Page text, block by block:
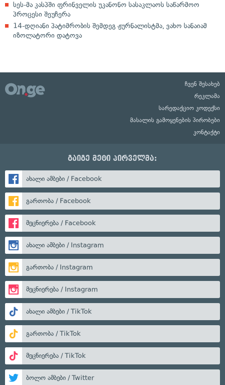
სეს-მა კასპში ფრინველის უკანონო სასაკლაოს საწარმოო
პროცესი შეუჩერა
14-დღიანი პატიმრობის შემდეგ ჟურნალისტმა, ვახო სანაიამ
იზოლატორი დატოვა
ჩვენ შესახებ
რეკლამა
სარედაქციო კოდექსი
მასალის გამოყენების პირობები
კონტაქტი
გაიგე მეტი პირველმა:
ახალი ამბები / Facebook
გართობა / Facebook
მეცნიერება / Facebook
ახალი ამბები / Instagram
გართობა / Instagram
მეცნიერება / Instagram
ახალი ამბები / TikTok
გართობა / TikTok
მეცნიერება / TikTok
ბოლო ამბები / Twitter